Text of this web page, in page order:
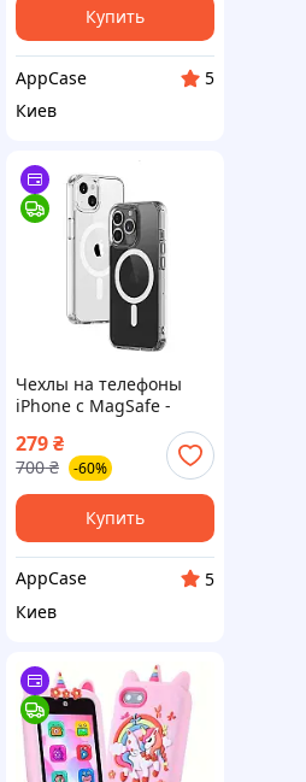
Купить
AppCase
5
Киев
Чехлы на телефоны
iPhone с MagSafe -
279₴
700 ₴ -60%
Купить
AppCase
5
Киев